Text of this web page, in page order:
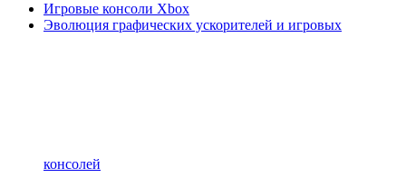
Игровые консоли Xbox
Эволюция графических ускорителей и игровых
консолей